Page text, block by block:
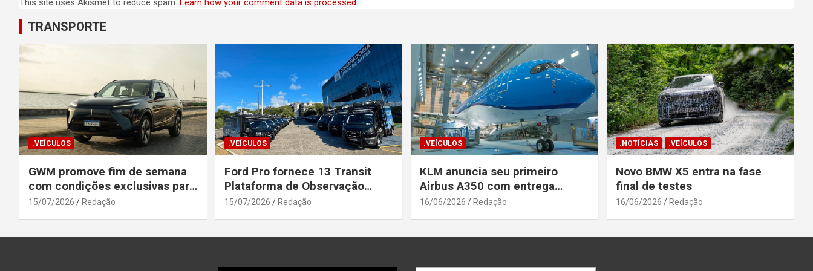
This site uses Akismet to reduce spam. Learn how your comment data is processed.
TRANSPORTE
.VEÍCULOS
GWM promove fim de semana
com condições exclusivas para
o Wey 07
15/07/2026 Redação
.VEÍCULOS
Ford Pro fornece 13 Transit
Plataforma de Observação
Elevada para a Secretaria de
15/07/2026 Redação
.VEÍCULOS
KLM anuncia seu primeiro
Airbus A350 com entrega
prevista até o fim de agosto
16/06/2026 Redação
.NOTÍCIAS .VEÍCULOS
Novo BMW X5 entra na fase
final de testes
16/06/2026 Redação